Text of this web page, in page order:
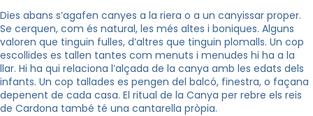
Dies abans s’agafen canyes a la riera o a un canyissar proper.
Se cerquen, com és natural, les més altes i boniques. Alguns
valoren que tinguin fulles, d’altres que tinguin plomalls. Un cop
escollides es tallen tantes com menuts i menudes hi ha a la
llar. Hi ha qui relaciona l’alçada de la canya amb les edats dels
infants. Un cop tallades es pengen del balcó, finestra, o façana
depenent de cada casa. El ritual de la Canya per rebre els reis
de Cardona també té una cantarella pròpia.